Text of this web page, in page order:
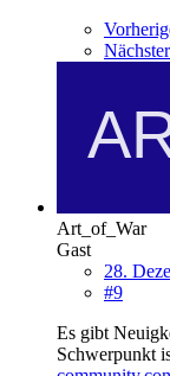
Art_of_War
Gast
28.
#9
Es gibt
Schwerpunkt